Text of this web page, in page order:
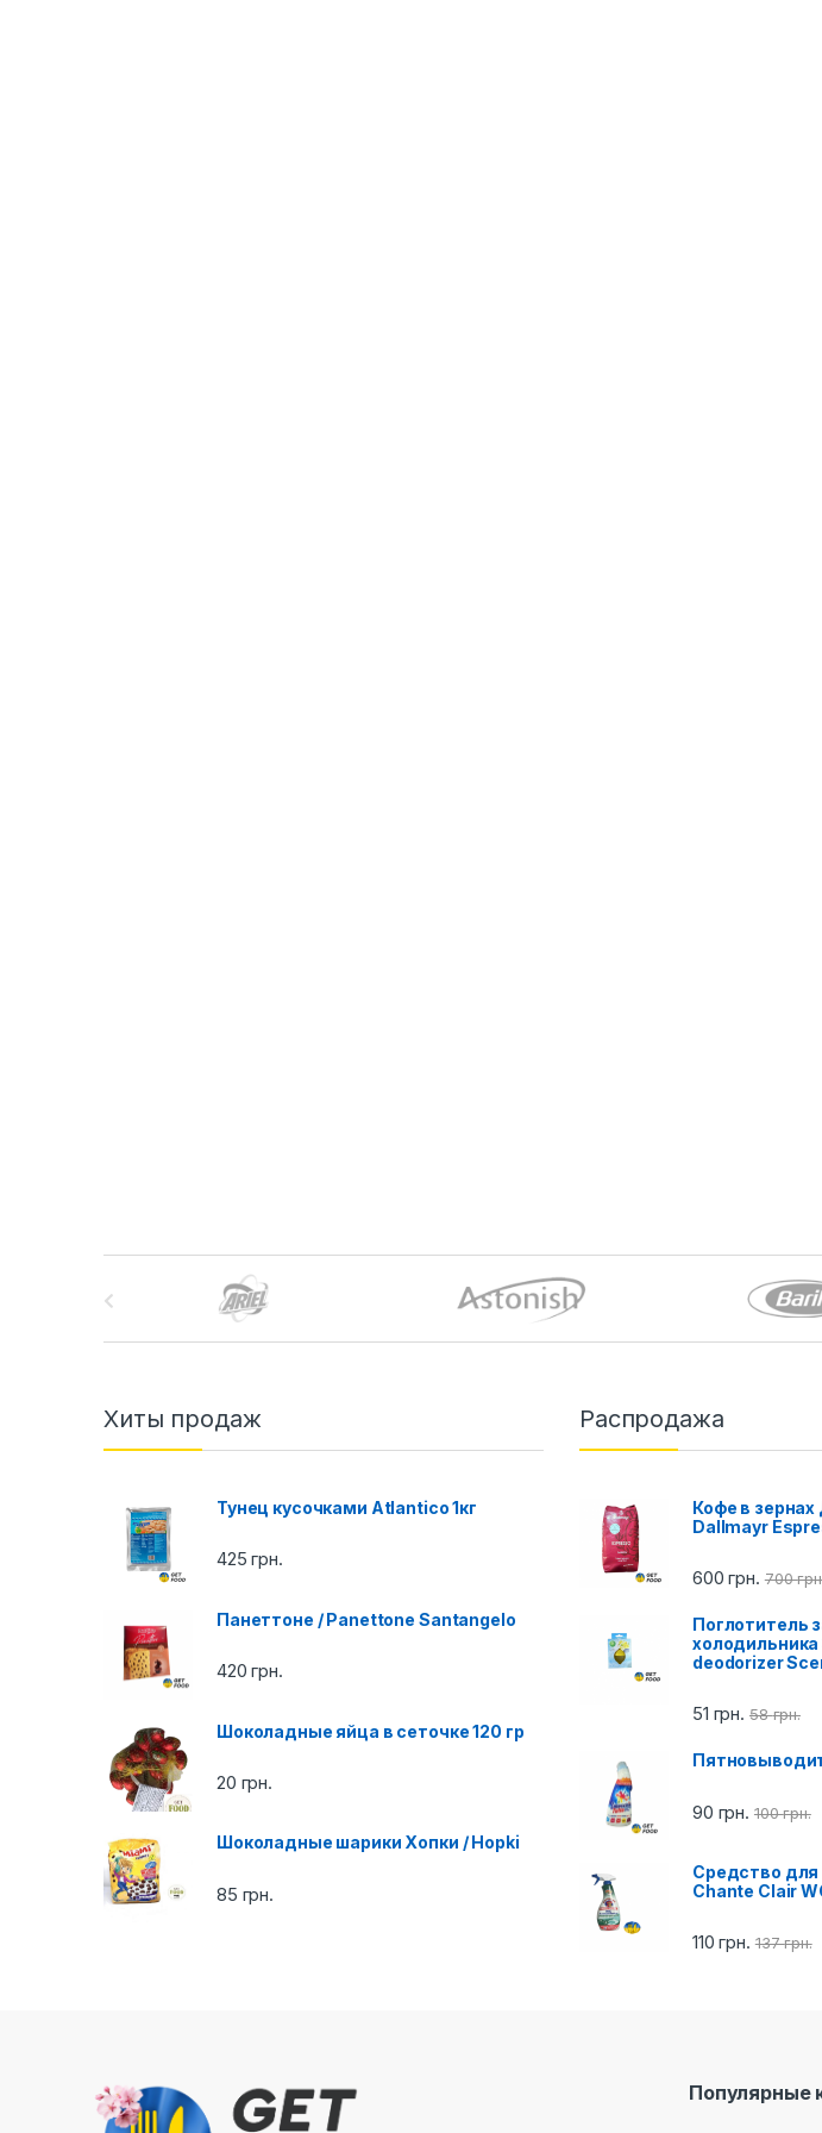
Хиты продаж
Тунец кусочками Atlantico 1кг
425грн.
Панеттоне / Panettone Santangelo
420грн.
Шоколадные яйца в сеточке 120 гр
20 грн.
Шоколадные шарики Хопки / Hopki
85 грн.
Распродажа
Кофе в
Dallmayr
600грн. 700
Поглотитель
холодильника
deodorizer
51 грн. 58грн.
90 грн. 100грн.
Cредство для
Chante Clair
110грн. 137грн.
Популярные